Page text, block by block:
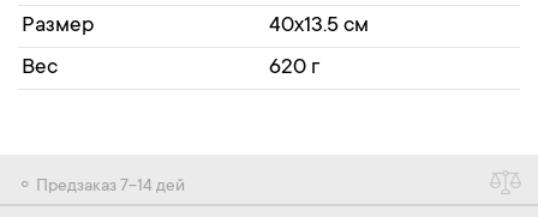
Размер
40x13.5 см
Вес
620 г
⚬ Предзаказ 7-14 дей